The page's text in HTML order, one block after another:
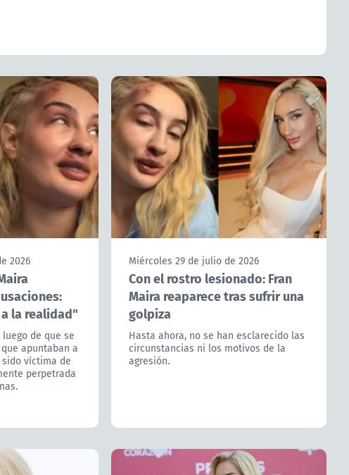
2026
la realidad"
de que se
apuntaban a
víctima de
perpetrada
Miércoles 29 de julio de 2026
Con el rostro lesionado: Fran
Maira reaparece tras sufrir una
golpiza
Hasta ahora, no se han esclarecido las
circunstancias ni los motivos de la
agresión.